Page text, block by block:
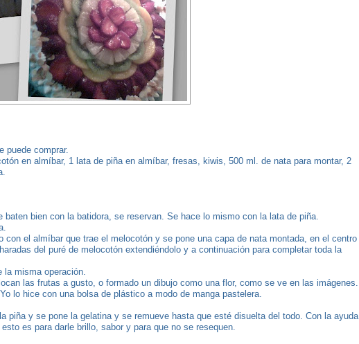
puede comprar.
en almíbar, 1 lata de piña en almíbar, fresas, kiwis, 500 ml. de nata para montar, 2
bien con la batidora, se reservan. Se hace lo mismo con la lata de piña.
el almíbar que trae el melocotón y se pone una capa de nata montada, en el centro
del puré de melocotón extendiéndolo y a continuación para completar toda la
misma operación.
las frutas a gusto, o formado un dibujo como una flor, como se ve en las imágenes.
lo hice con una bolsa de plástico a modo de manga pastelera.
piña y se pone la gelatina y se remueve hasta que esté disuelta del todo. Con la ayuda
es para darle brillo, sabor y para que no se resequen.